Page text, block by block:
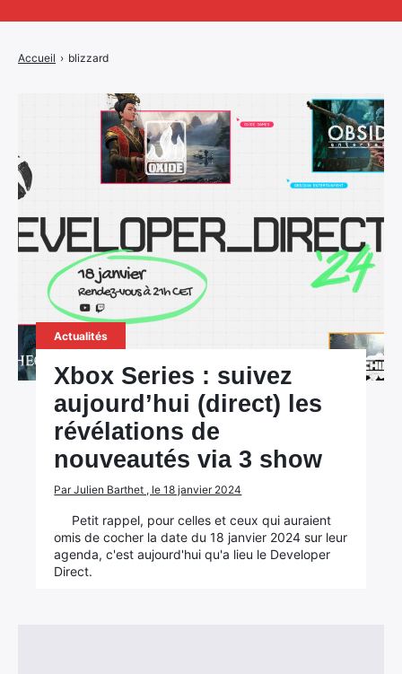
Accueil › blizzard
Actualités
Xbox Series : suivez
aujourd’hui (direct) les
révélations de
nouveautés via 3 show
Par Julien Barthet , le 18 janvier 2024
Petit rappel, pour celles et ceux qui auraient
omis de cocher la date du 18 janvier 2024 sur leur
agenda, c'est aujourd'hui qu'a lieu le Developer
Direct.